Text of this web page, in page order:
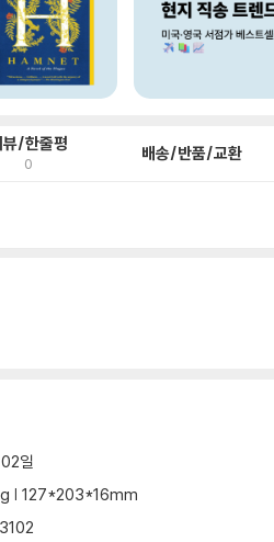
뷰/한줄평
0 배송/반품/교환
일
| 127*203*16mm